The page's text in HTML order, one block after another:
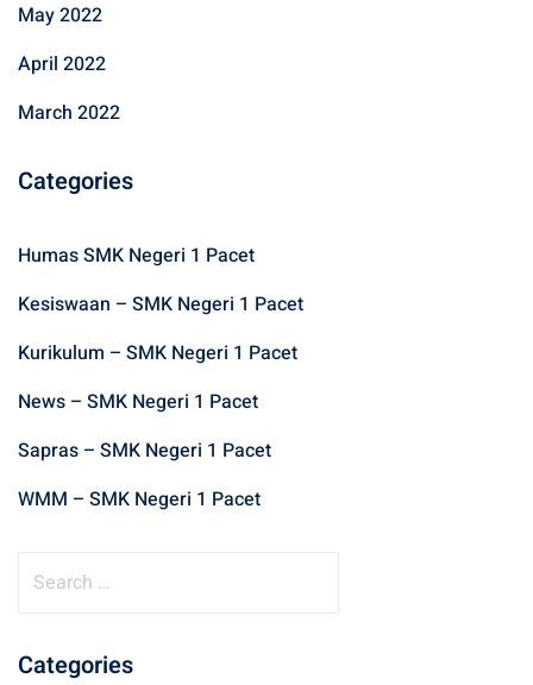
May 2022
April 2022
March 2022
Categories
Humas SMK Negeri 1 Pacet
Kesiswaan – SMK Negeri 1 Pacet
Kurikulum – SMK Negeri 1 Pacet
News – SMK Negeri 1 Pacet
Sapras – SMK Negeri 1 Pacet
WMM – SMK Negeri 1 Pacet
rCategories